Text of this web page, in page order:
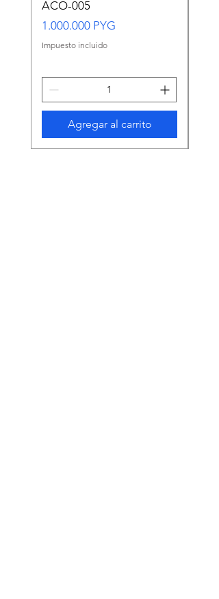
ACO-005
Precio
1.000.000 PYG
Impuesto incluido
Agregar al carrito